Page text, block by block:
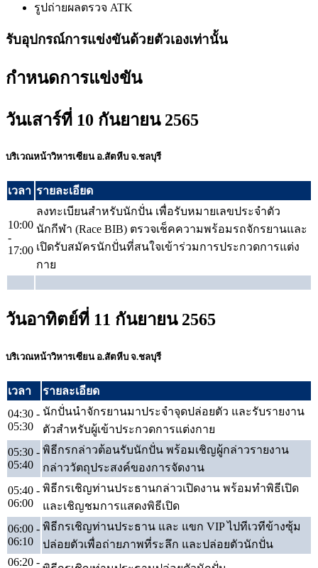
รูปถ่ายผลตรวจ ATK
รับอุปกรณ์การแข่งขันด้วยตัวเองเท่านั้น
กำหนดการแข่งขัน
วันเสาร์ที่ 10 กันยายน 2565
บริเวณหน้าวิหารเซียน อ.สัตหีบ จ.ชลบุรี
เวลา รายละเอียด
10:00
-
17:00
ลงทะเบียนสำหรับนักปั่น เพื่อรับหมายเลขประจำตัว
นักกีฬา (Race BIB) ตรวจเช็คความพร้อมรถจักรยานและ
เปิดรับสมัครนักปั่นที่สนใจเข้าร่วมการประกวดการแต่ง
กาย
วันอาทิตย์ที่ 11 กันยายน 2565
บริเวณหน้าวิหารเซียน อ.สัตหีบ จ.ชลบุรี
เวลา
รายละเอียด
04:30 -
05:30
นักปั่นนำจักรยานมาประจำจุดปล่อยตัว และรับรายงาน
ตัวสำหรับผู้เข้าประกวดการแต่งกาย
05:30 -
05:40
พิธีกรกล่าวต้อนรับนักปั่น พร้อมเชิญผู้กล่าวรายงาน
กล่าววัตถุประสงค์ของการจัดงาน
05:40 -
06:00
พิธีกรเชิญท่านประธานกล่าวเปิดงาน พร้อมทำพิธีเปิด
และเชิญชมการแสดงพิธีเปิด
06:00 -
06:10
พิธีกรเชิญท่านประธาน และ แขก VIP ไปทีเวทีข้างซุ้ม
ปล่อยตัวเพื่อถ่ายภาพที่ระลึก และปล่อยตัวนักปั่น
06:20 -